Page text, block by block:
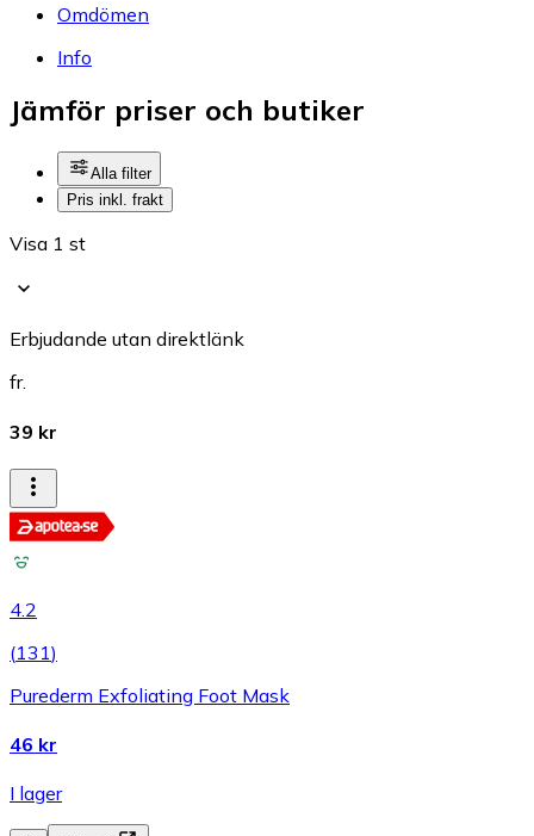
Omdömen
Info
Jämför priser och butiker
Alla filter
Pris inkl. frakt
Visa 1 st
Erbjudande utan direktlänk
fr.
39 kr
4.2
(131)
Purederm Exfoliating Foot Mask
46 kr
I lager